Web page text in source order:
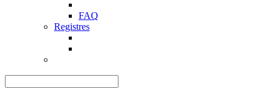
FAQ
Registres